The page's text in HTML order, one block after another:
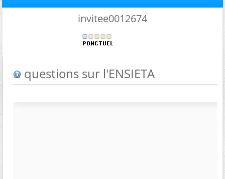
invitee0012674
questions sur l'ENSIETA